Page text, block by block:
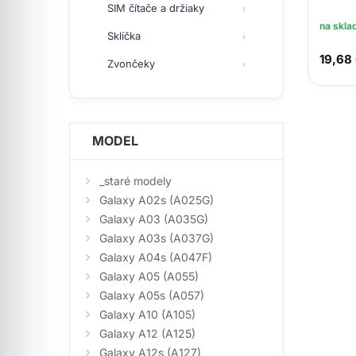
SIM čítače a držiaky
Sklíčka
Zvončeky
MODEL
_staré modely
Galaxy A02s (A025G)
Galaxy A03 (A035G)
Galaxy A03s (A037G)
Galaxy A04s (A047F)
Galaxy A05 (A055)
Galaxy A05s (A057)
Galaxy A10 (A105)
Galaxy A12 (A125)
Galaxy A12s (A127)
na
19,68